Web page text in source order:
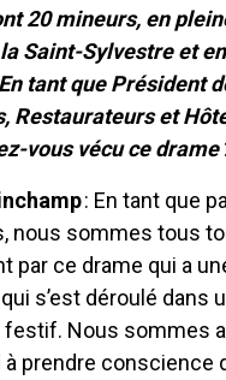
20 mineurs, en
Saint-Sylvestre et
tant que Président
Restaurateurs et
vous vécu ce drame
: En tant que
nous sommes tous
par ce drame qui a
s’est déroulé dans
festif. Nous sommes
prendre conscience